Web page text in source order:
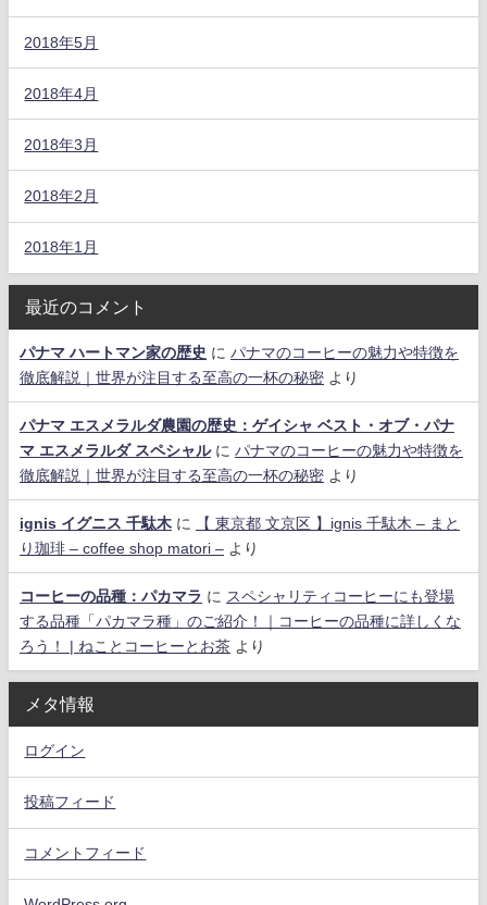
2018年5月
2018年4月
2018年3月
2018年2月
2018年1月
最近のコメント
パナマ ハートマン家の歴史 に パナマのコーヒーの魅力や特徴を
徹底解説｜世界が注目する至高の一杯の秘密 より
パナマ エスメラルダ農園の歴史：ゲイシャ ベスト・オブ・パナ
マ エスメラルダ スペシャルに パナマのコーヒーの魅力や特徴を
徹底解説｜世界が注目する至高の一杯の秘密 より
ignis イグニス 千駄木 に
【 東京都 文京区 】ignis 千駄木 – まと
り珈琲 – coffee shop matori – より
コーヒーの品種：パカマラ に スペシャリティコーヒーにも登場
する品種「パカマラ種」のご紹介！｜コーヒーの品種に詳しくな
ろう！ | ねことコーヒーとお茶 より
メタ情報
ログイン
投稿フィード
コメントフィード